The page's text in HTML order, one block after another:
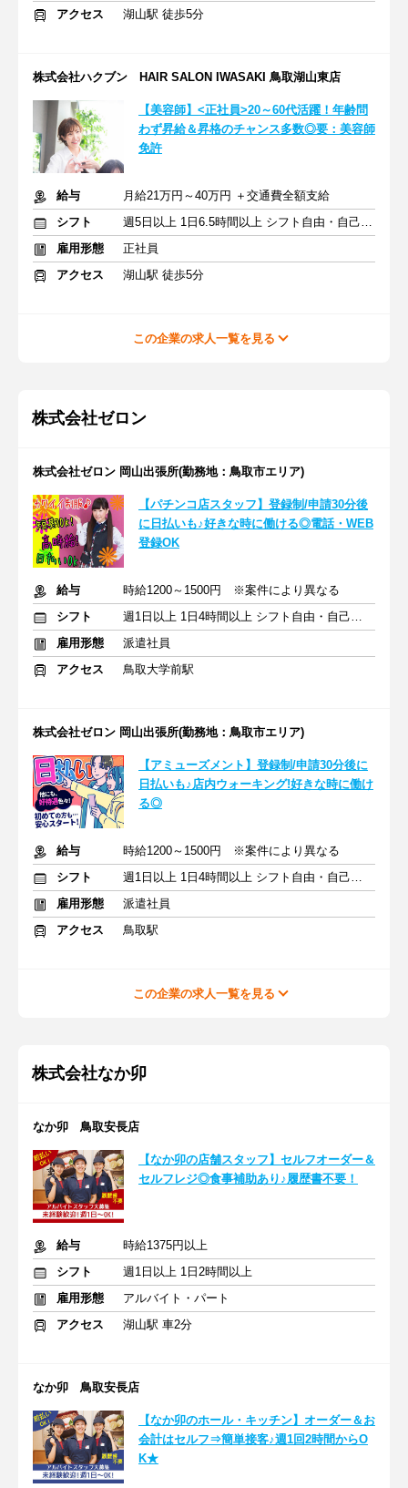
アクセス 湖山駅 徒歩5分
株式会社ハクブン HAIR SALON IWASAKI 鳥取湖山東店
【美容師】<正社員>20～60代活躍！年齢問
わず昇給＆昇格のチャンス多数◎要：美容師
免許
給与
月給21万円～40万円 ＋交通費全額支給
シフト
週5日以上 1日6.5時間以上 シフト自由・自己申告
雇用形態
正社員
アクセス
湖山駅 徒歩5分
この企業の求人一覧を見る
株式会社ゼロン
株式会社ゼロン 岡山出張所(勤務地：鳥取市エリア)
【パチンコ店スタッフ】登録制/申請30分後
に日払いも♪好きな時に働ける◎電話・WEB
登録OK
給与
時給1200～1500円 ※案件により異なる
シフト
週1日以上 1日4時間以上 シフト自由・自己申告
雇用形態
派遣社員
アクセス
鳥取大学前駅
株式会社ゼロン 岡山出張所(勤務地：鳥取市エリア)
【アミューズメント】登録制/申請30分後に
日払いも♪店内ウォーキング!好きな時に働け
る◎
給与
時給1200～1500円 ※案件により異なる
シフト
週1日以上 1日4時間以上 シフト自由・自己申告
雇用形態
派遣社員
アクセス
鳥取駅
この企業の求人一覧を見る
株式会社なか卯
なか卯 鳥取安長店
【なか卯の店舗スタッフ】セルフオーダー＆
セルフレジ◎食事補助あり♪履歴書不要！
給与
時給1375円以上
シフト
週1日以上 1日2時間以上
雇用形態
アルバイト・パート
アクセス
湖山駅 車2分
なか卯 鳥取安長店
【なか卯のホール・キッチン】オーダー＆お
会計はセルフ⇒簡単接客♪週1回2時間からO
K★